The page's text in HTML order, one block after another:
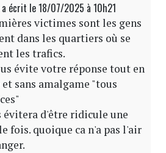
écrit le 18/07/2025 à 10h21
victimes sont les gens
dans les quartiers où se
les trafics.
évite votre réponse tout en
et sans amalgame "tous
évitera d'être ridicule une
fois. quoique ca n'a pas l'air